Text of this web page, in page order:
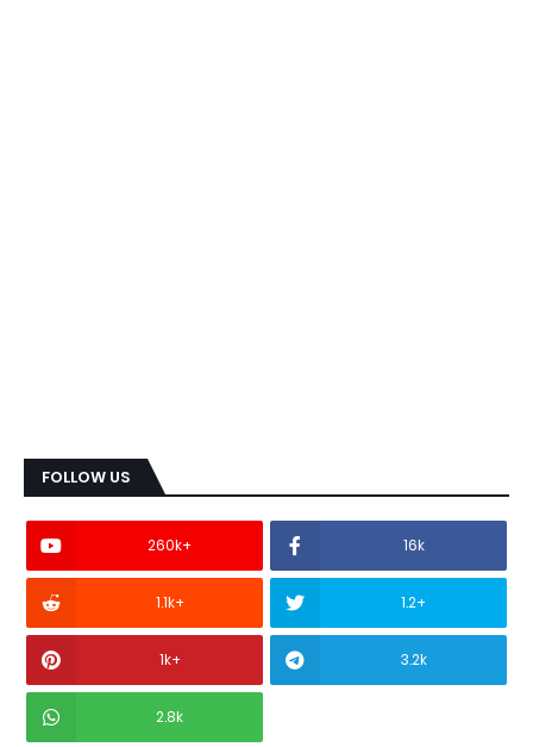
FOLLOW US
260k+ 16k
1.1k+ 1.2+
1k+ 3.2k
2.8k